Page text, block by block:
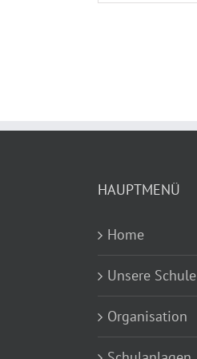
HAUPTMENÜ
Home
Unsere Schule
Organisation